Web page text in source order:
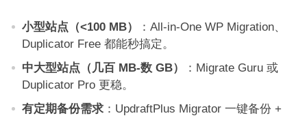
小型站点（<100 MB）
：All-in-One WP Migration、
Duplicator Free 都能秒搞定。
中大型站点（几百 MB-数 GB）
：Migrate Guru 或
Duplicator Pro 更稳。
有定期备份需求：UpdraftPlus Migrator 一键备份 +